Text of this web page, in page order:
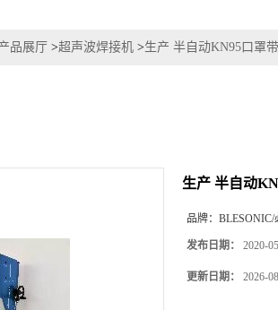
品展厅 >超声波焊接机 >生产 半自动KN95口罩
生产 半自动
品牌： BLESONIC/
发布日期： 2020-
更新日期： 2026-